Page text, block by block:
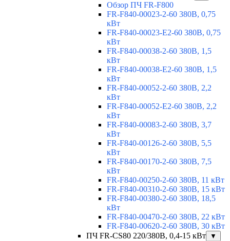
Обзор ПЧ FR-F800
FR-F840-00023-2-60 380В, 0,75
кВт
FR-F840-00023-E2-60 380В, 0,75
кВт
FR-F840-00038-2-60 380В, 1,5
кВт
FR-F840-00038-E2-60 380В, 1,5
кВт
FR-F840-00052-2-60 380В, 2,2
кВт
FR-F840-00052-E2-60 380В, 2,2
кВт
FR-F840-00083-2-60 380В, 3,7
кВт
FR-F840-00126-2-60 380В, 5,5
кВт
FR-F840-00170-2-60 380В, 7,5
кВт
FR-F840-00250-2-60 380В, 11 кВт
FR-F840-00310-2-60 380В, 15 кВт
FR-F840-00380-2-60 380В, 18,5
кВт
FR-F840-00470-2-60 380В, 22 кВт
FR-F840-00620-2-60 380В, 30 кВт
ПЧ FR-CS80 220/380В, 0,4-15 кВт
▼